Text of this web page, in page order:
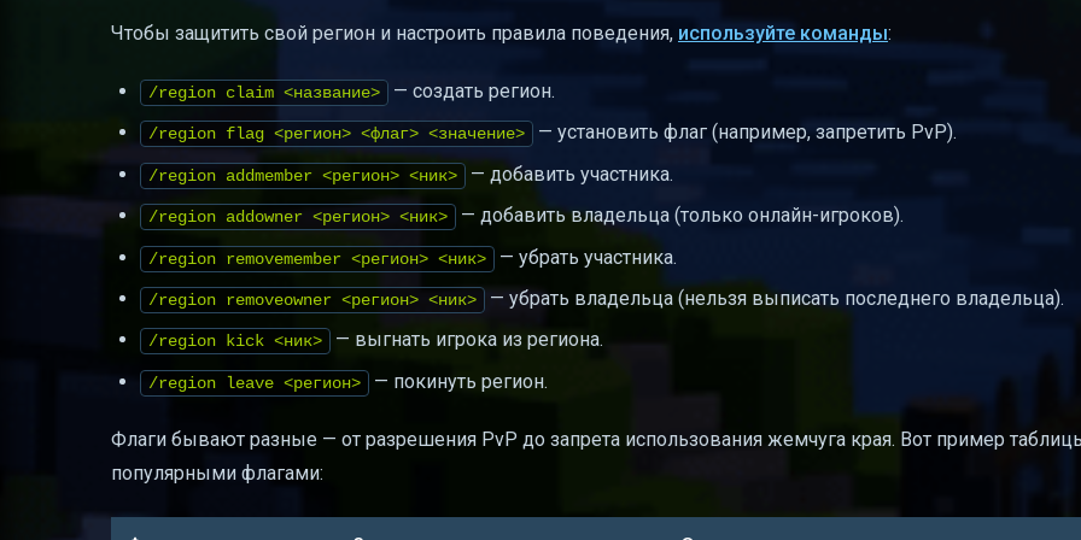
Чтобы защитить свой регион и настроить правила поведения, используйте команды:
/region claim <название> — создать регион.
/region flag <регион> <флаг> <значение> — установить флаг (например, запретить PvP).
/region addmember <регион> <ник> — добавить участника.
/region addowner <регион> <ник> — добавить владельца (только онлайн-игроков).
/region removemember <регион> <ник> — убрать участника.
/region removeowner <регион> <ник> — убрать владельца (нельзя выписать последнего владельца).
/region kick <ник> — выгнать игрока из региона.
/region leave <регион> — покинуть регион.
Флаги бывают разные — от разрешения PvP до запрета использования жемчуга края. Вот пример
популярными флагами: